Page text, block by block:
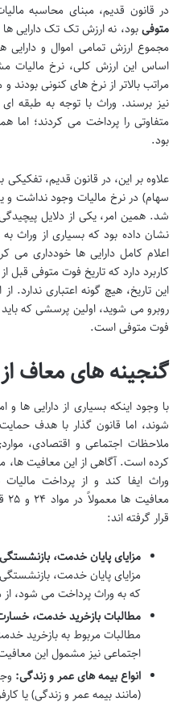
در قانون قدیم، مبنای محاسبه
متوفیبود، نه ارزش تک تک دارایی
مجموع ارزش تمامی اموال و
اساس این ارزش کلی، نرخ مالیات
نیز برسند. وراث با توجه به طبقه
متفاوتی را پرداخت می کردند؛ اما
بود.
علاوه بر این، در قانون قدیم، تفکیکی
سهام) در نرخ مالیات وجود نداشت
شد. همین امر، یکی از دلایل
نشان داده بود که بسیاری از وراث به
اعلام کامل دارایی ها خودداری می
این تاریخ، هیچ گونه اعتباری ندارد.
روبرو می شوید، اولین پرسشی که
فوت متوفی است.
گنجینه های معاف
با وجود اینکه بسیاری از دارایی ها
شوند، اما قانون گذار با هدف
ملاحظات اجتماعی و اقتصادی،
کرده است. آگاهی از این معافیت
وراث ایفا کند و از پرداخت
قرار گرفته اند:
مزایای پایان خدمت،
مزایای پایان خدمت،
که به وراث پرداخت می شود،
مطالبات بازخرید خدمت،
مطالبات مربوط به بازخرید
اجتماعی نیز مشمول این
انواع بیمه های عمر و زندگی:
(مانند بیمه عمر و زندگی) یا